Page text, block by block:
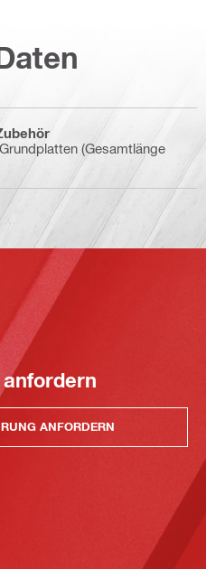
(Gesamtlänge
anfordern
ANFORDERN